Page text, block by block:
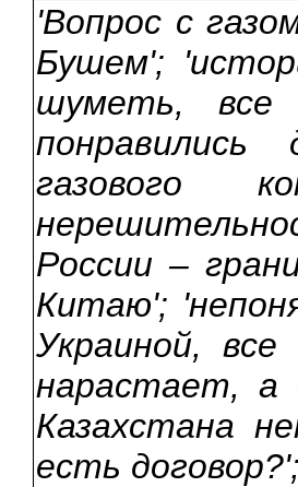
'Вопрос с
Бушем';
шуметь, все
газового
России –
Китаю';
Украиной,
нарастает, а
Казахстана
есть